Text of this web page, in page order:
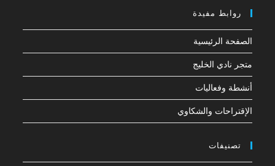
روابط مفيدة
الصفحة الرئيسية
متجر نادي الخليج
أنشطة وفعاليات
الإقتراحات والشكاوي
تصنيفات